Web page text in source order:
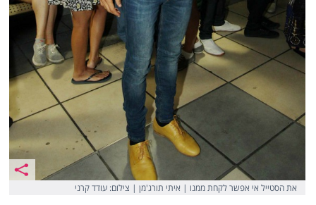
את הסטייל אי אפשר לקחת ממנו | איתי תורג'מן | צילום: עודד קרני